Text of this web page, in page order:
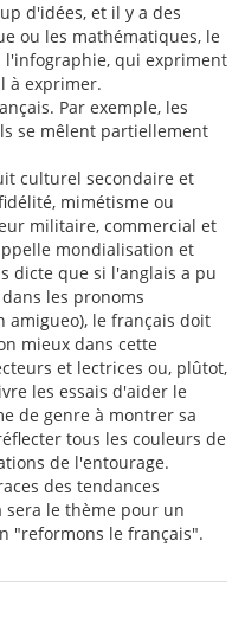
d'idées, et il y a des
ou les mathématiques, le
l'infographie, qui expriment
à exprimer.
Par exemple, les
se mêlent partiellement
culturel secondaire et
mimétisme ou
militaire, commercial et
mondialisation et
dicte que si l'anglais a pu
les pronoms
amigueo), le français doit
mieux dans cette
et lectrices ou, plûtot,
les essais d'aider le
de genre à montrer sa
tous les couleurs de
de l'entourage.
des tendances
sera le thème pour un
"reformons le français".